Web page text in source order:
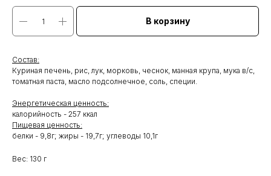
В корзину
Состав:
Куриная печень, рис, лук, морковь, чеснок, манная крупа, мука в/с,
томатная паста, масло подсолнечное, соль, специи.
Энергетическая ценность:
калорийность - 257 ккал
Пищевая ценность:
белки - 9,8г; жиры - 19,7г; углеводы 10,1г
Вес: 130 г